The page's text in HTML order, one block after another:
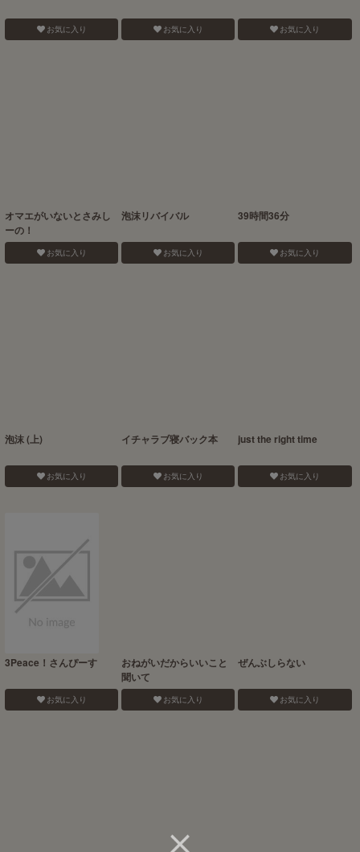
お気に入り お気に入り お気に入り
オマエがいないとさみし
ーの！
お気に入り
泡沫リバイバル
お気に入り
39時間36分
お気に入り
泡沫 (上)
お気に入り
イチャラブ寝バック本
お気に入り
just the right time
お気に入り
3Peace！さんぴーす
お気に入り
おねがいだからいいこと
聞いて
お気に入り
ぜんぶしらない
お気に入り